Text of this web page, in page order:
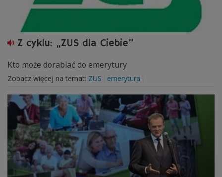
Z cyklu: „ZUS dla Ciebie”
Kto może dorabiać do emerytury
Zobacz więcej na temat: ZUS emerytura